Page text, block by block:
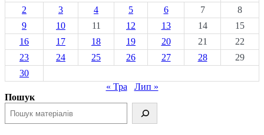
2
3 4 5 6 7
8
9
10 11 12 13 14
15
16
17 18 19 20 21
22
23
24 25 26 27 28
29
30
« Тра
Лип »
Пошук